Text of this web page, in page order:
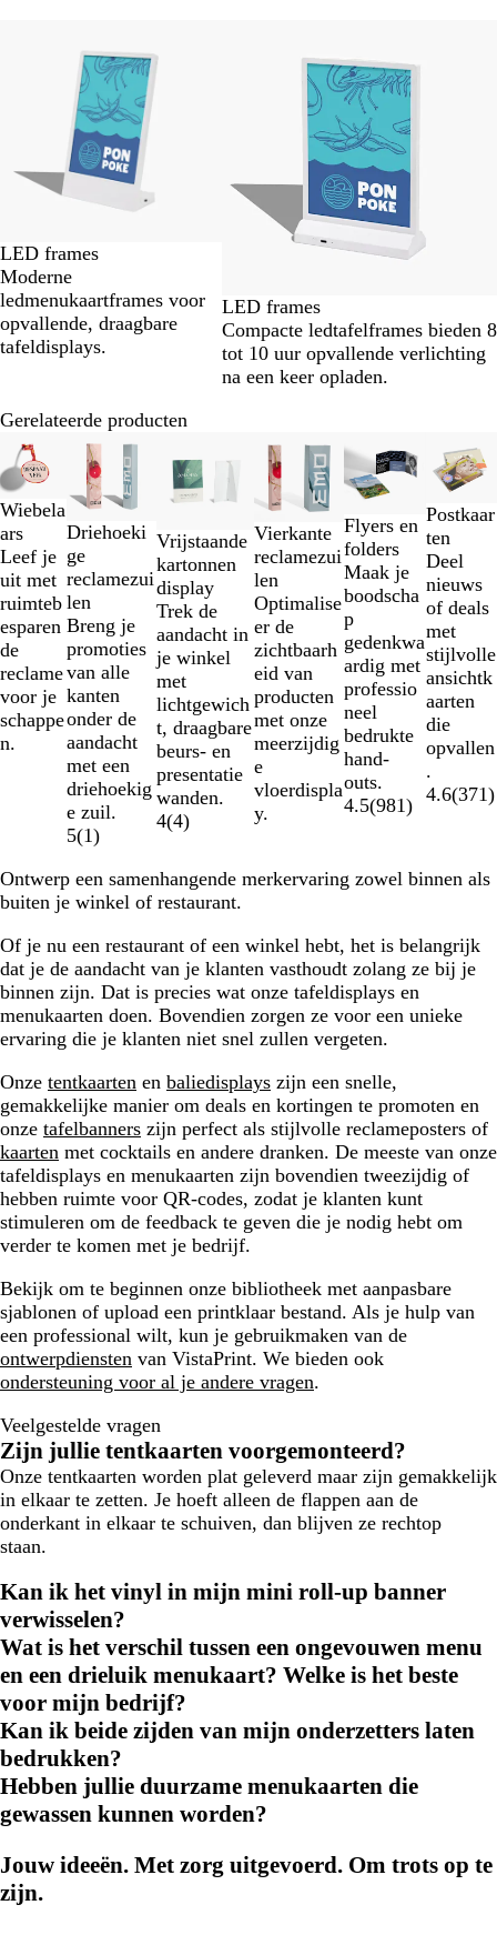
LED frames
Moderne
ledmenukaartframes voor
opvallende, draagbare
tafeldisplays.
LED frames
Compacte ledtafelframes bieden 8
tot 10 uur opvallende verlichting
na een keer opladen.
Gerelateerde producten
Wiebela
ars
Leef je
uit met
ruimteb
esparen
de
reclame
voor je
schappe
n.
Driehoeki
ge
reclamezui
len
Breng je
promoties
van alle
kanten
onder de
aandacht
met een
driehoekig
e zuil.
5(1)
Vrijstaande
kartonnen
display
Trek de
aandacht in
je winkel
met
lichtgewich
t, draagbare
beurs- en
presentatie
wanden.
4(4)
Vierkante
reclamezui
len
Optimalise
er de
zichtbaarh
eid van
producten
met onze
meerzijdig
e
vloerdispla
y.
Flyers en
folders
Maak je
boodscha
p
gedenkwa
ardig met
professio
neel
bedrukte
hand-
outs.
4.5(981)
Postkaar
ten
Deel
nieuws
of deals
met
stijlvolle
ansichtk
aarten
die
opvallen
.
4.6(371)
Dia's
1
t/m
2
van
6
Ontwerp een samenhangende merkervaring zowel binnen als
buiten je winkel of restaurant.
Of je nu een restaurant of een winkel hebt, het is belangrijk
dat je de aandacht van je klanten vasthoudt zolang ze bij je
binnen zijn. Dat is precies wat onze tafeldisplays en
menukaarten doen. Bovendien zorgen ze voor een unieke
ervaring die je klanten niet snel zullen vergeten.
Onze tentkaarten en baliedisplays zijn een snelle,
gemakkelijke manier om deals en kortingen te promoten en
onze tafelbanners zijn perfect als stijlvolle reclameposters of
kaarten met cocktails en andere dranken. De meeste van onze
tafeldisplays en menukaarten zijn bovendien tweezijdig of
hebben ruimte voor QR-codes, zodat je klanten kunt
stimuleren om de feedback te geven die je nodig hebt om
verder te komen met je bedrijf.
Bekijk om te beginnen onze bibliotheek met aanpasbare
sjablonen of upload een printklaar bestand. Als je hulp van
een professional wilt, kun je gebruikmaken van de
ontwerpdiensten van VistaPrint. We bieden ook
ondersteuning voor al je andere vragen.
Veelgestelde vragen
Zijn jullie tentkaarten voorgemonteerd?
Onze tentkaarten worden plat geleverd maar zijn gemakkelijk
in elkaar te zetten. Je hoeft alleen de flappen aan de
onderkant in elkaar te schuiven, dan blijven ze rechtop
staan.
Kan ik het vinyl in mijn mini roll-up banner
verwisselen?
Wat is het verschil tussen een ongevouwen menu
en een drieluik menukaart? Welke is het beste
voor mijn bedrijf?
Kan ik beide zijden van mijn onderzetters laten
bedrukken?
Hebben jullie duurzame menukaarten die
gewassen kunnen worden?
Jouw ideeën. Met zorg uitgevoerd. Om trots op te
zijn.